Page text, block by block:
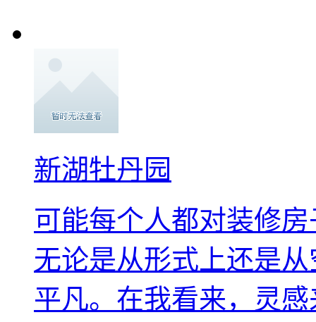
新湖牡丹园
可能每个人都对装修
无论是从形式上还是
平凡。在我看来，灵